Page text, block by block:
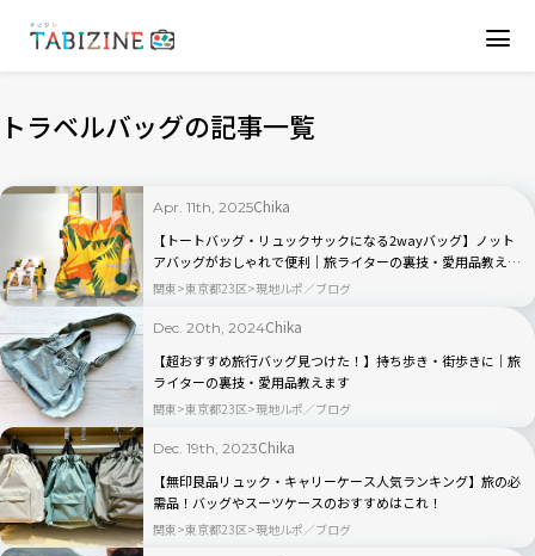
トラベルバッグの記事一覧
Apr. 11th, 2025Chika
【トートバッグ・リュックサックになる2wayバッグ】ノット
アバッグがおしゃれで便利｜旅ライターの裏技・愛用品教えま
す
関東 東京都23区 現地ルポ／ブログ
Dec. 20th, 2024Chika
【超おすすめ旅行バッグ見つけた！】持ち歩き・街歩きに｜旅
ライターの裏技・愛用品教えます
関東 東京都23区 現地ルポ／ブログ
Dec. 19th, 2023Chika
【無印良品リュック・キャリーケース人気ランキング】旅の必
需品！バッグやスーツケースのおすすめはこれ！
関東 東京都23区 現地ルポ／ブログ